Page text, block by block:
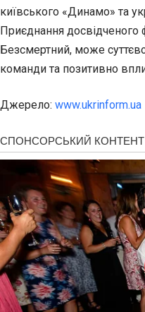
київського «Динамо» та
Приєднання досвідченого
Безсмертний, може
команди та позитивно
Джерело: www.ukrinform.ua